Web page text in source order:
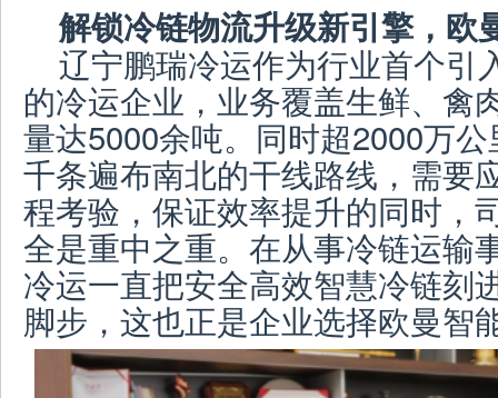
解锁冷链物流升级新引擎，欧
辽宁鹏瑞冷运作为行业首个引
的冷运企业，业务覆盖生鲜、禽
量达5000余吨。同时超2000万
千条遍布南北的干线路线，需要
程考验，保证效率提升的同时，
全是重中之重。在从事冷链运输
冷运一直把安全高效智慧冷链刻
脚步，这也正是企业选择欧曼智